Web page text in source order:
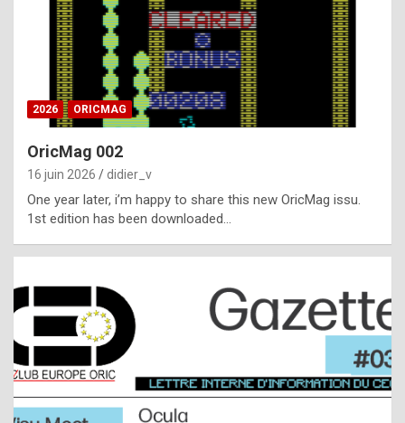
y
d
i
ff
i
l
t
t
s
t
2026 ORICMAG
OricMag 002
16 juin 2026 didier_v
One year later, i’m happy to share this new OricMag issu.
1st edition has been downloaded…